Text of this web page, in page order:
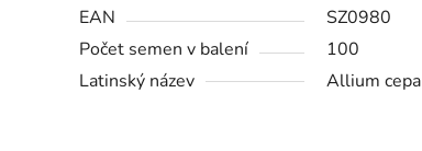
EAN
SZ0980
Počet semen v balení
100
Latinský název
Allium cepa